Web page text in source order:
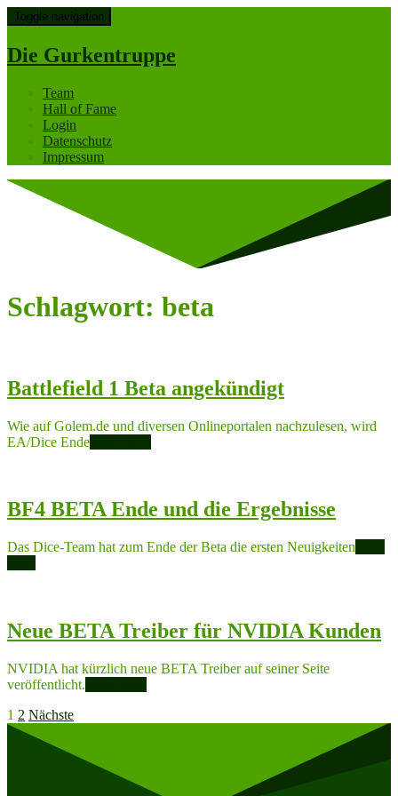
Toggle navigation
Die Gurkentruppe
Team
Hall of Fame
Login
Datenschutz
Impressum
Schlagwort: beta
Battlefield 1 Beta angekündigt
Wie auf Golem.de und diversen Onlineportalen nachzulesen, wird
EA/Dice Ende
BF4 BETA Ende und die Ergebnisse
Das Dice-Team hat zum Ende der Beta die ersten Neuigkeiten
Neue BETA Treiber für NVIDIA Kunden
NVIDIA hat kürzlich neue BETA Treiber auf seiner Seite
veröffentlicht.
Seitennummerierung
der
Beiträge
1 2 Nächste